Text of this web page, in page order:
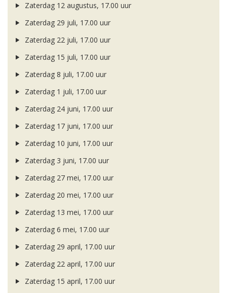
Zaterdag 12 augustus, 17.00 uur
Zaterdag 29 juli, 17.00 uur
Zaterdag 22 juli, 17.00 uur
Zaterdag 15 juli, 17.00 uur
Zaterdag 8 juli, 17.00 uur
Zaterdag 1 juli, 17.00 uur
Zaterdag 24 juni, 17.00 uur
Zaterdag 17 juni, 17.00 uur
Zaterdag 10 juni, 17.00 uur
Zaterdag 3 juni, 17.00 uur
Zaterdag 27 mei, 17.00 uur
Zaterdag 20 mei, 17.00 uur
Zaterdag 13 mei, 17.00 uur
Zaterdag 6 mei, 17.00 uur
Zaterdag 29 april, 17.00 uur
Zaterdag 22 april, 17.00 uur
Zaterdag 15 april, 17.00 uur